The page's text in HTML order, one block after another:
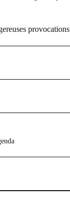
provocations